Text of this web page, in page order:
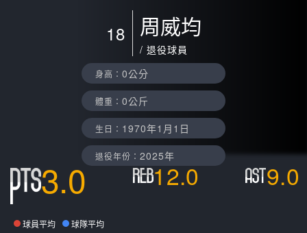
18 周威均
/ 退役球員
身高： 0公分
體重： 0公斤
生日： 1970年1月1日
退役年份： 2025年
3.0 12.0 9.0
球員平均 球隊平均